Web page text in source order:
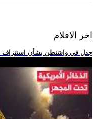
اخر الافلام
.. جدل في واشنطن بشأن استنزاف